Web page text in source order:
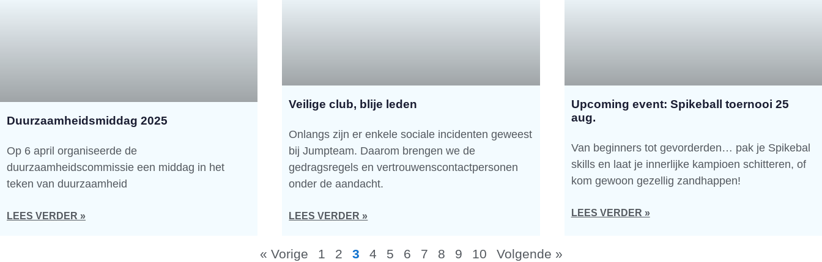
Duurzaamheidsmiddag 2025
Op 6 april organiseerde de
duurzaamheidscommissie een middag in het
teken van duurzaamheid
LEES VERDER »
Veilige club, blije leden
Onlangs zijn er enkele sociale incidenten geweest
bij Jumpteam. Daarom brengen we de
gedragsregels en vertrouwenscontactpersonen
onder de aandacht.
LEES VERDER »
Upcoming event: Spikeball toernooi 25
aug.
Van beginners tot gevorderden… pak je Spikebal
skills en laat je innerlijke kampioen schitteren, of
kom gewoon gezellig zandhappen!
LEES VERDER »
« Vorige 1 2 3 4 5 6 7 8 9 10 Volgende »